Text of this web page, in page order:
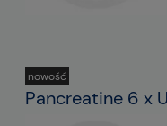
Pancreatine 6 x
nowość